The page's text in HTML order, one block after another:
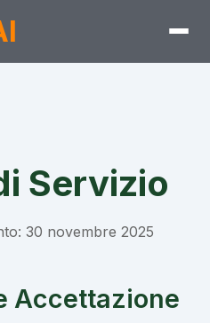
Servizio
30 novembre 2025
Accettazione